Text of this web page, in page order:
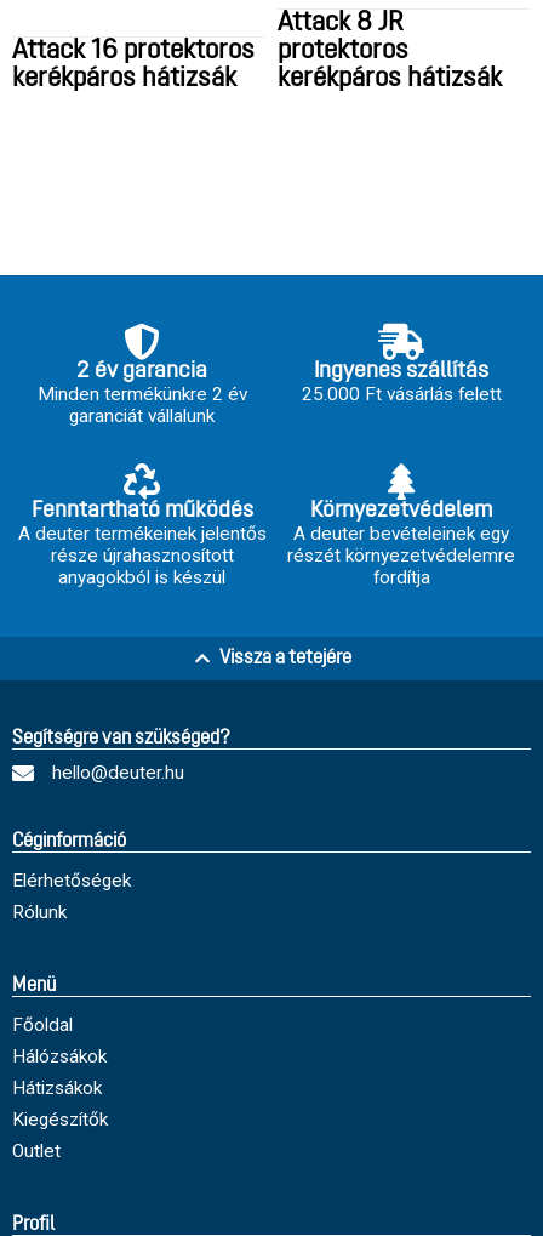
Attack 16 protektoros
kerékpáros hátizsák
Attack 8 JR
protektoros
kerékpáros hátizsák
2 év garancia
Minden termékünkre 2 év
garanciát vállalunk
Ingyenes szállítás
25.000 Ft vásárlás felett
Fenntartható működés
A deuter termékeinek jelentős
része újrahasznosított
anyagokból is készül
Környezetvédelem
A deuter bevételeinek egy
részét környezetvédelemre
fordítja
Vissza a tetejére
Segítségre van szükséged?
hello@deuter.hu
Céginformáció
Elérhetőségek
Rólunk
Menü
Főoldal
Hálózsákok
Hátizsákok
Kiegészítők
Outlet
Profil